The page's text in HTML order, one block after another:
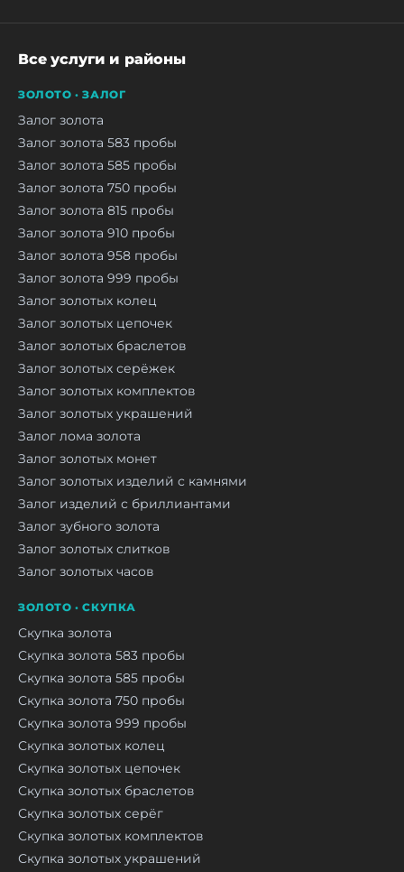
Все услуги и районы
ЗОЛОТО · ЗАЛОГ
Залог золота
Залог золота 583 пробы
Залог золота 585 пробы
Залог золота 750 пробы
Залог золота 815 пробы
Залог золота 910 пробы
Залог золота 958 пробы
Залог золота 999 пробы
Залог золотых колец
Залог золотых цепочек
Залог золотых браслетов
Залог золотых серёжек
Залог золотых комплектов
Залог золотых украшений
Залог лома золота
Залог золотых монет
Залог золотых изделий с камнями
Залог изделий с бриллиантами
Залог зубного золота
Залог золотых слитков
Залог золотых часов
ЗОЛОТО · СКУПКА
Скупка золота
Скупка золота 583 пробы
Скупка золота 585 пробы
Скупка золота 750 пробы
Скупка золота 999 пробы
Скупка золотых колец
Скупка золотых цепочек
Скупка золотых браслетов
Скупка золотых серёг
Скупка золотых комплектов
Скупка золотых украшений